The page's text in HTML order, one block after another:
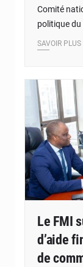
Comité
politique du
SAVOIR PLUS
Le FMI
d’aide
de